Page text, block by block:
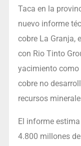
Taca en la
nuevo informe
cobre La Granja,
con Rio Tinto
yacimiento como
cobre no
recursos
El informe
4.800 millones